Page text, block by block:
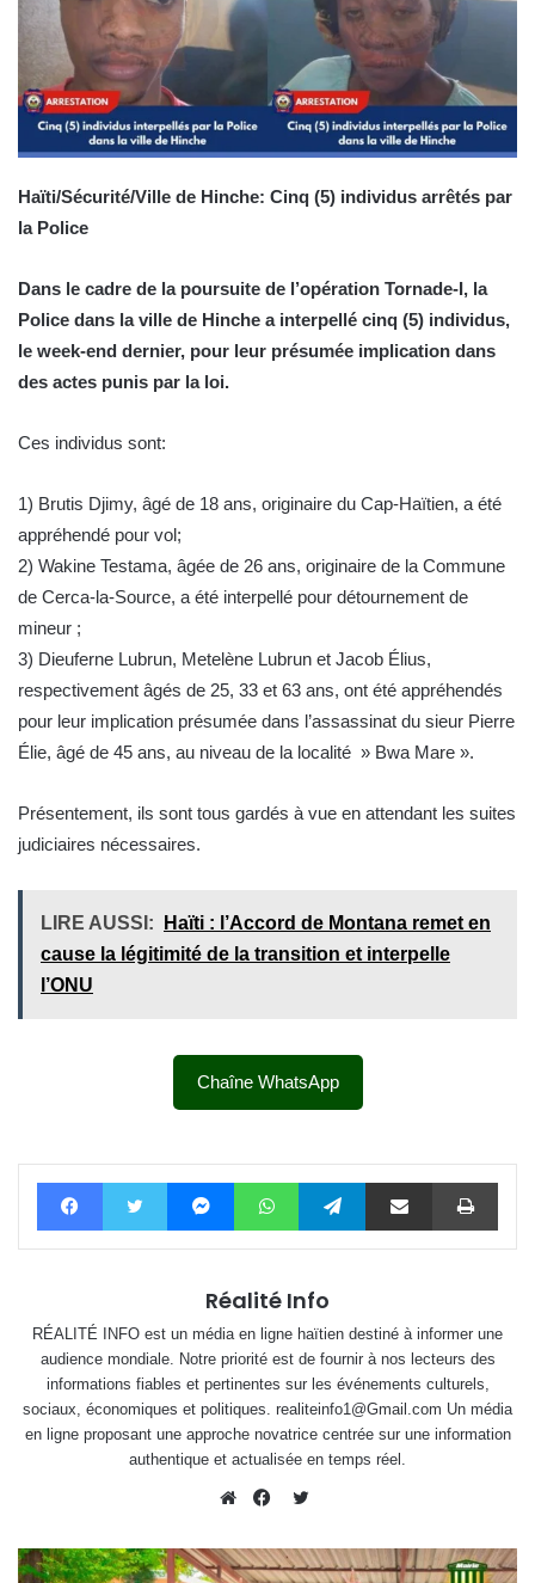
Haïti/Sécurité/Ville de Hinche: Cinq (5) individus arrêtés par
la Police
Dans le cadre de la poursuite de l’opération Tornade-I, la
Police dans la ville de Hinche a interpellé cinq (5) individus,
le week-end dernier, pour leur présumée implication dans
des actes punis par la loi.
Ces individus sont:
1) Brutis Djimy, âgé de 18 ans, originaire du Cap-Haïtien, a été
appréhendé pour vol;
2) Wakine Testama, âgée de 26 ans, originaire de la Commune
de Cerca-la-Source, a été interpellé pour détournement de
mineur ;
3) Dieuferne Lubrun, Metelène Lubrun et Jacob Élius,
respectivement âgés de 25, 33 et 63 ans, ont été appréhendés
pour leur implication présumée dans l’assassinat du sieur Pierre
Élie, âgé de 45 ans, au niveau de la localité » Bwa Mare ».
Présentement, ils sont tous gardés à vue en attendant les suites
judiciaires nécessaires.
LIRE AUSSI:
Haïti : l’Accord de Montana remet en
cause la légitimité de la transition et interpelle
l’ONU
Chaîne WhatsApp
FacebookTwitter MessengerWhatsAppTelegram Partager par email
Réalité Info
RÉALITÉ INFO est un média en ligne haïtien destiné à informer une
audience mondiale. Notre priorité est de fournir à nos lecteurs des
informations fiables et pertinentes sur les événements culturels,
sociaux, économiques et politiques. realiteinfo1@Gmail.com Un média
en ligne proposant une approche novatrice centrée sur une information
authentique et actualisée en temps réel.